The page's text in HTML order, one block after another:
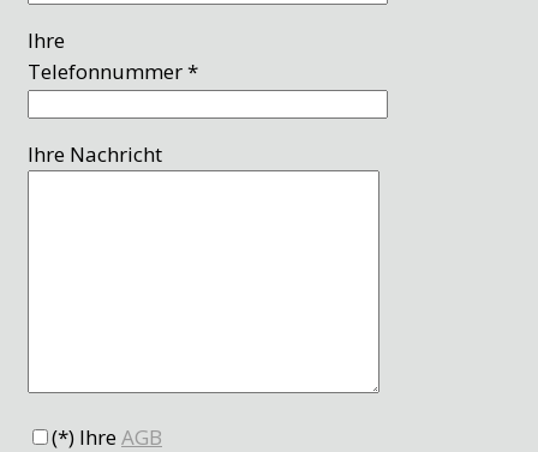
Ihre
Telefonnummer *
Ihre Nachricht
(*) IhreAGB